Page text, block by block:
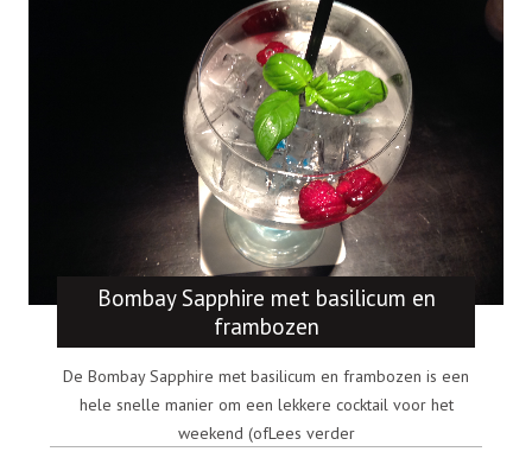
Bombay Sapphire met basilicum en
frambozen
De Bombay Sapphire met basilicum en frambozen is een
hele snelle manier om een lekkere cocktail voor het
weekend (ofLees verder